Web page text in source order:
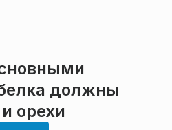
должны
орехи